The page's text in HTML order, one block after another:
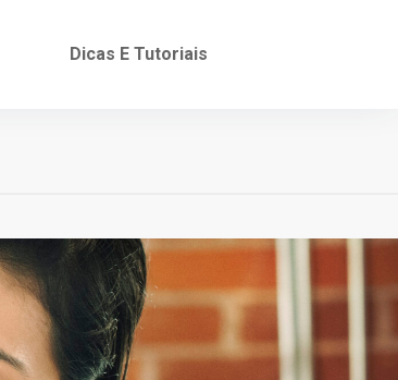
Dicas E Tutoriais